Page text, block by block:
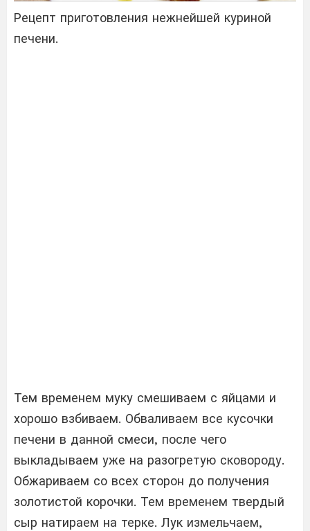
Рецепт приготовления нежнейшей куриной
печени.
Тем временем муку смешиваем с яйцами и
хорошо взбиваем. Обваливаем все кусочки
печени в данной смеси, после чего
выкладываем уже на разогретую сковороду.
Обжариваем со всех сторон до получения
золотистой корочки. Тем временем твердый
сыр натираем на терке. Лук измельчаем,